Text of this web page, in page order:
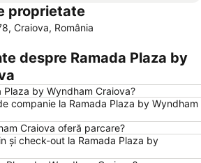
Brestei
Lascăr Catargiu
Bordei
proprietate
Craiova, România
despre Ramada Plaza by
Plaza by Wyndham Craiova?
companie la Ramada Plaza by Wyndham
Craiova oferă parcare?
și check-out la Ramada Plaza by